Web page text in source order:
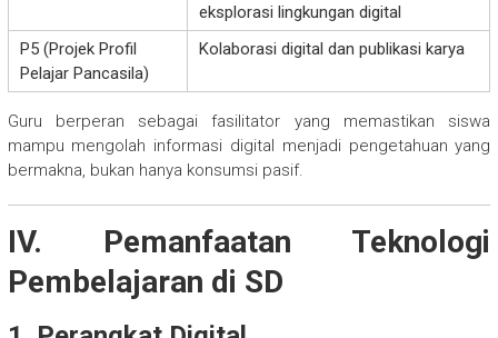
eksplorasi lingkungan digital
P5 (Projek Profil
Pelajar Pancasila)
Kolaborasi digital dan publikasi karya
Guru berperan sebagai fasilitator yang memastikan siswa
mampu mengolah informasi digital menjadi pengetahuan yang
bermakna, bukan hanya konsumsi pasif.
IV. Pemanfaatan Teknologi
Pembelajaran di SD